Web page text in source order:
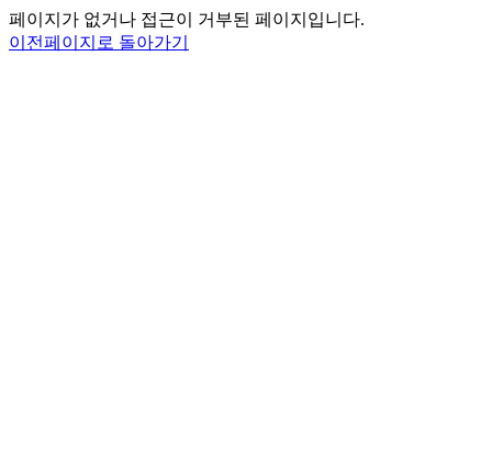
페이지가 없거나 접근이 거부된 페이지입니다.
이전페이지로 돌아가기